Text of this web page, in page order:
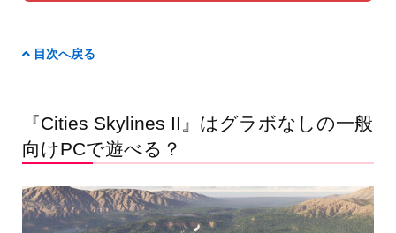
目次へ戻る
『Cities Skylines II』はグラボなしの一般
向けPCで遊べる？